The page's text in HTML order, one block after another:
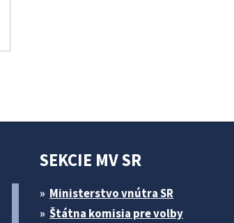
SEKCIE MV SR
Ministerstvo vnútra SR
Štátna komisia pre volby